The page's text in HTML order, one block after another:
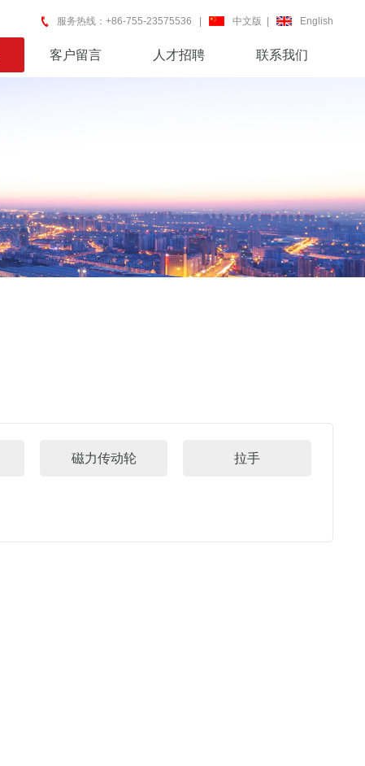
服务热线：+86-755-23575536 | 中文版 | English
客户留言 人才招聘 联系我们
磁力传动轮 拉手